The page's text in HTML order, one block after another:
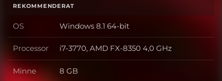
REKOMMENDERAT
OS OS
Windows 8.1 64-bit
Processor Processor
i7-3770, AMD FX-8350 4,0 GHz
Minne Minne
8 GB